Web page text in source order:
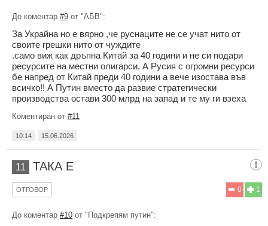
До коментар #9 от "АБВ":
За Украйна но е вярно ,че руснаците не се учат нито от
своите грешки нито от чуждите
.само виж как дръпна Китай за 40 години и не си подари
ресурсите на местни олигарси. А Русия с огромни ресурси
бе напред от Китай преди 40 години а вече изостава във
всичко!! А Путин вместо да развие стратегически
производства остави 300 млрд на запад и те му ги взеха
Коментиран от #11
10:14 15.06.2026
11 ТАКА Е
1
0
ОТГОВОР
До коментар #10 от "Подкрепям путин":